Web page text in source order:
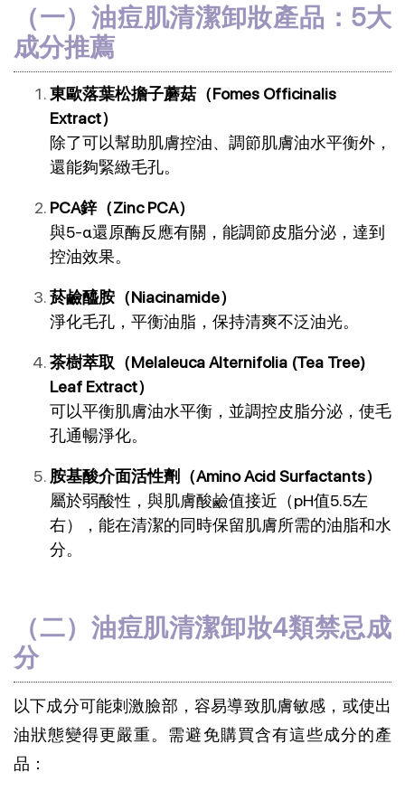
（一）油痘肌清潔卸妝產品：5大
成分推薦
東歐落葉松擔子蘑菇（Fomes Officinalis
Extract）
除了可以幫助肌膚控油、調節肌膚油水平衡外，
還能夠緊緻毛孔。
PCA鋅（Zinc PCA）
與5-α還原酶反應有關，能調節皮脂分泌，達到
控油效果。
菸鹼醯胺（Niacinamide）
淨化毛孔，平衡油脂，保持清爽不泛油光。
茶樹萃取（Melaleuca Alternifolia (Tea Tree)
Leaf Extract）
可以平衡肌膚油水平衡，並調控皮脂分泌，使毛
孔通暢淨化。
胺基酸介面活性劑（Amino Acid Surfactants）
屬於弱酸性，與肌膚酸鹼值接近（pH值5.5左
右），能在清潔的同時保留肌膚所需的油脂和水
分。
（二）油痘肌清潔卸妝4類禁忌成
分
以下成分可能刺激臉部，容易導致肌膚敏感，或使出
油狀態變得更嚴重。需避免購買含有這些成分的產
品：